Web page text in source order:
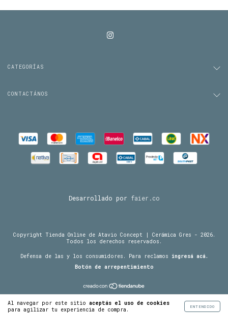
Al navegar por este sitio aceptás el uso de cookies
para agilizar tu experiencia de compra.
ENTENDIDO
CATEGORÍAS
CONTACTÁNOS
Desarrollado por faier.co
Copyright Tienda Online de Atavio Concept | Cerámica Gres - 2026.
Todos los derechos reservados.
Defensa de las y los consumidores. Para reclamos
ingresá acá.
Botón de arrepentimiento